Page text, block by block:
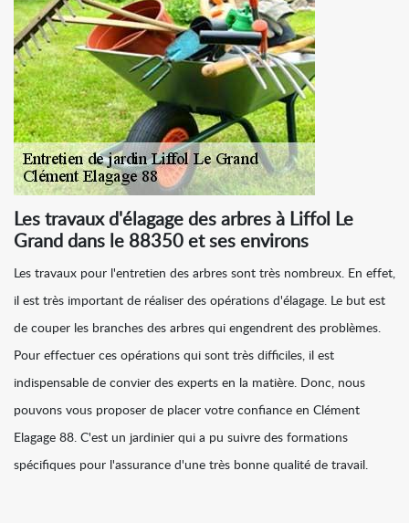
Les travaux d'élagage des arbres à Liffol Le
Grand dans le 88350 et ses environs
Les travaux pour l'entretien des arbres sont très nombreux. En effet,
il est très important de réaliser des opérations d'élagage. Le but est
de couper les branches des arbres qui engendrent des problèmes.
Pour effectuer ces opérations qui sont très difficiles, il est
indispensable de convier des experts en la matière. Donc, nous
pouvons vous proposer de placer votre confiance en Clément
Elagage 88. C'est un jardinier qui a pu suivre des formations
spécifiques pour l'assurance d'une très bonne qualité de travail.